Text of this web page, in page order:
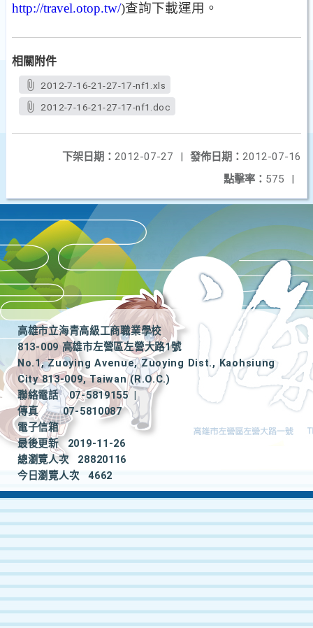
http://travel.otop.tw/)查詢下載運用。
相關附件
2012-7-16-21-27-17-nf1.xls
2012-7-16-21-27-17-nf1.doc
發佈日期： 2012-07-16
下架日期： 2012-07-27
|
點擊率： 575 |
高雄市立海青高級工商職業學校
813-009 高雄市左營區左營大路1號
No.1, Zuoying Avenue, Zuoying Dist., Kaohsiung
City 813-009, Taiwan (R.O.C.)
聯絡電話
07-5819155
|
傳真
07-5810087
電子信箱
最後更新
2019-11-26
總瀏覽人次
28820116
今日瀏覽人次
4662